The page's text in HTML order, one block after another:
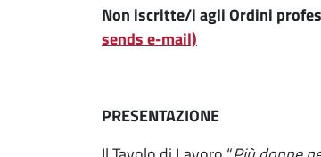
Non iscritte/i agli Ordini
sends e-mail)
PRESENTAZIONE